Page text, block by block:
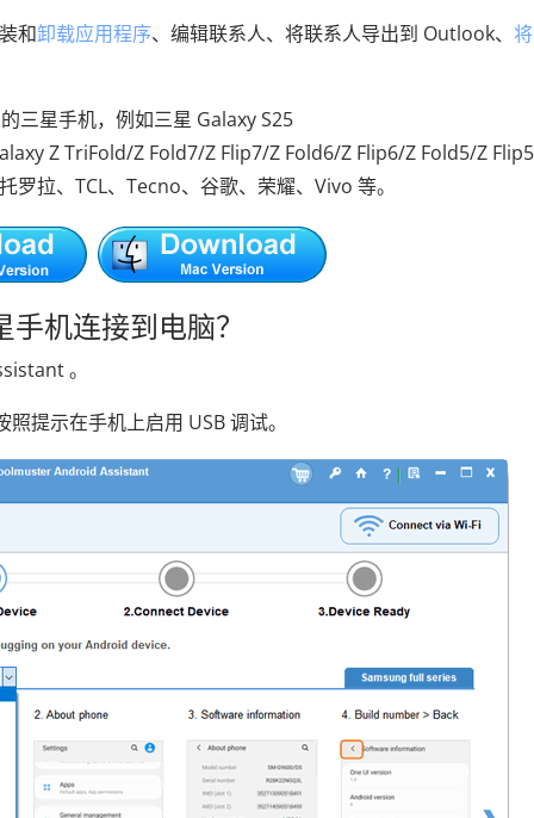
和卸载应用程序、编辑联系人、将联系人导出到 Outlook、 将
三星手机，例如三星 Galaxy S25
Z TriFold/Z Fold7/Z Flip7/Z Fold6/Z Flip6/Z Fold5/Z
拉、TCL、Tecno、谷歌、荣耀、Vivo 等。
机连接到电脑？
。
提示在手机上启用 USB 调试。